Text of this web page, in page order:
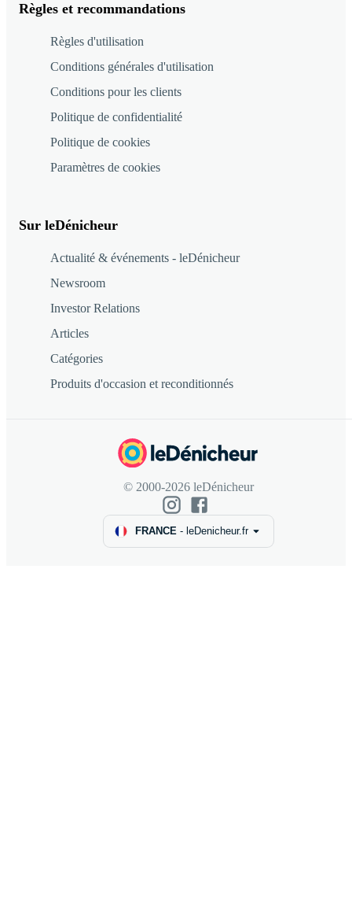
Règles et recommandations
Règles d'utilisation
Conditions générales d'utilisation
Conditions pour les clients
Politique de confidentialité
Politique de cookies
Paramètres de cookies
Sur leDénicheur
Actualité & événements - leDénicheur
Newsroom
Investor Relations
Articles
Catégories
Produits d'occasion et reconditionnés
© 2000-2026 leDénicheur
FRANCE - leDenicheur.fr